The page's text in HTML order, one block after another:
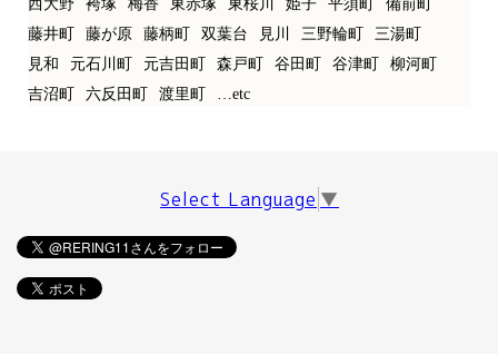
西大野
袴塚 梅香 東赤塚 東桜川 姫子 平須町
備前町
藤井町
藤が原 藤柄町 双葉台 見川 三野輪町
三湯町
見和
元石川町 元吉田町 森戸町 谷田町 谷津町
柳河町
吉沼町
六反田町 渡里町 …etc
Select Language ▼